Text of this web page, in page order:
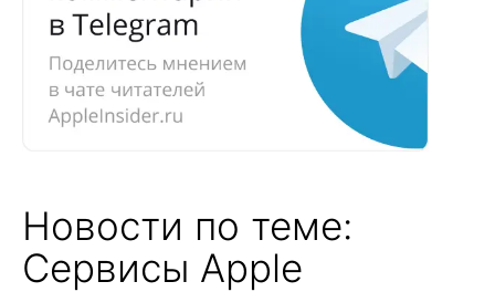
Новости по теме:
Сервисы Apple